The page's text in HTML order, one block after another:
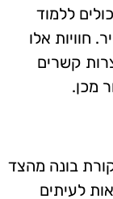
ללמוד
חוויות אלו
קשרים
מכן.
בונה מהצד
לעיתים